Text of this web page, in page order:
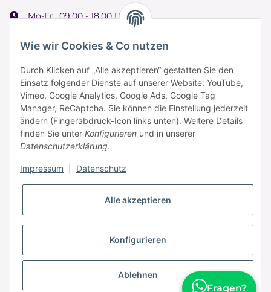
Wie wir Cookies & Co nutzen
Durch Klicken auf „Alle akzeptieren“ gestatten Sie den
Einsatz folgender Dienste auf unserer Website: YouTube,
Vimeo, Google Analytics, Google Ads, Google Tag
Manager, ReCaptcha. Sie können die Einstellung jederzeit
ändern (Fingerabdruck-Icon links unten). Weitere Details
finden Sie unter Konfigurieren und in unserer
Datenschutzerklärung.
Impressum Datenschutz
Alle akzeptieren
Konfigurieren
Ablehnen
Mo-Fr.: 09:00 - 18:00 Uhr
Samstag: 09:00 - 15:00 Uhr
Informationen
Zahlung & Versand
© © 2025 HAAR PROFI – A brand of Novon Professional GmbH
JTL-Shop|FIRE JTL-Shop Template
Fragen?